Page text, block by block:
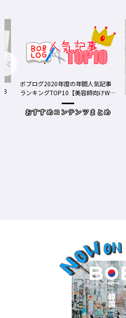
ボブログ2020年度の年間人気記事
ランキングTOP10【美容師向けWe
おすすめコンテンツまとめ